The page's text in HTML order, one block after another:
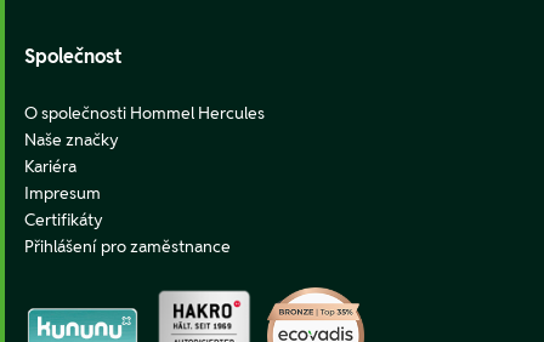
Společnost
O společnosti Hommel Hercules
Naše značky
Kariéra
Impresum
Certifikáty
Přihlášení pro zaměstnance